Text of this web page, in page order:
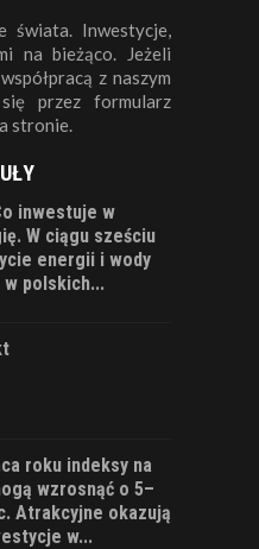
świata. Inwestycje,
na bieżąco. Jeżeli
z naszym
przez formularz
stronie.
inwestuje w
W ciągu sześciu
energii i wody
w polskich...
roku indeksy na
wzrosnąć o 5–
Atrakcyjne okazują
w...